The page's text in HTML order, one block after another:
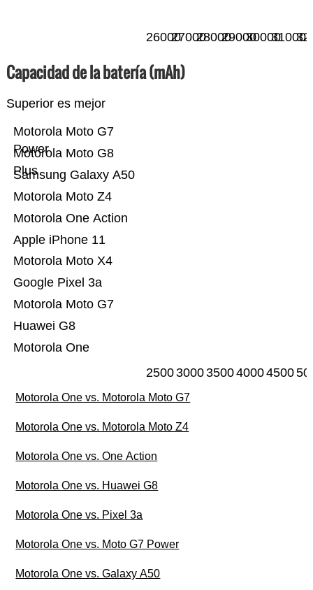
260002700028000290003000031000
Capacidad de la batería (mAh)
Superior es mejor
Motorola One
Huawei G8
Motorola Moto G7
Google Pixel 3a
Motorola Moto X4
Apple iPhone 11
Motorola One Action
Motorola Moto Z4
Samsung Galaxy A50
Motorola Moto G8
Plus
Motorola Moto G7
Power
25003000350040004500
Motorola One vs. Motorola Moto G7
Motorola One vs. Motorola Moto Z4
Motorola One vs. One Action
Motorola One vs. Huawei G8
Motorola One vs. Pixel 3a
Motorola One vs. Moto G7 Power
Motorola One vs. Galaxy A50